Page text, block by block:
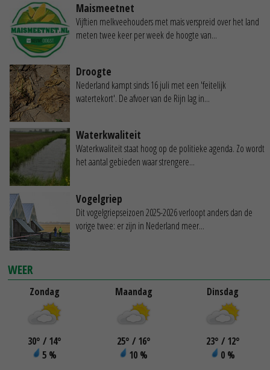
Maismeetnet
Vijftien melkveehouders met mais verspreid over het land
meten twee keer per week de hoogte van...
Droogte
Nederland kampt sinds 16 juli met een 'feitelijk
watertekort'. De afvoer van de Rijn lag in...
Waterkwaliteit
Waterkwaliteit staat hoog op de politieke agenda. Zo wordt
het aantal gebieden waar strengere...
Vogelgriep
Dit vogelgriepseizoen 2025-2026 verloopt anders dan de
vorige twee: er zijn in Nederland meer...
WEER
Zondag
30° / 14°
5 %
Maandag
25° / 16°
10 %
Dinsdag
23° / 12°
0 %